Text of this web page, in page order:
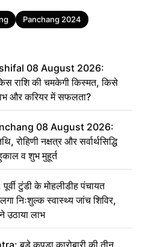
Panchang 2024
08 August 2026:
राशि की चमकेगी किस्मत, किसे
और करियर में सफलता?
08 August 2026:
रोहिणी नक्षत्र और सर्वार्थसिद्धि
व शुभ मुहूर्त
टुंडी के मोहलीडीह पंचायत
निःशुल्क स्वास्थ्य जांच शिविर,
उठाया लाभ
बड़े कपड़ा कारोबारी की तीन